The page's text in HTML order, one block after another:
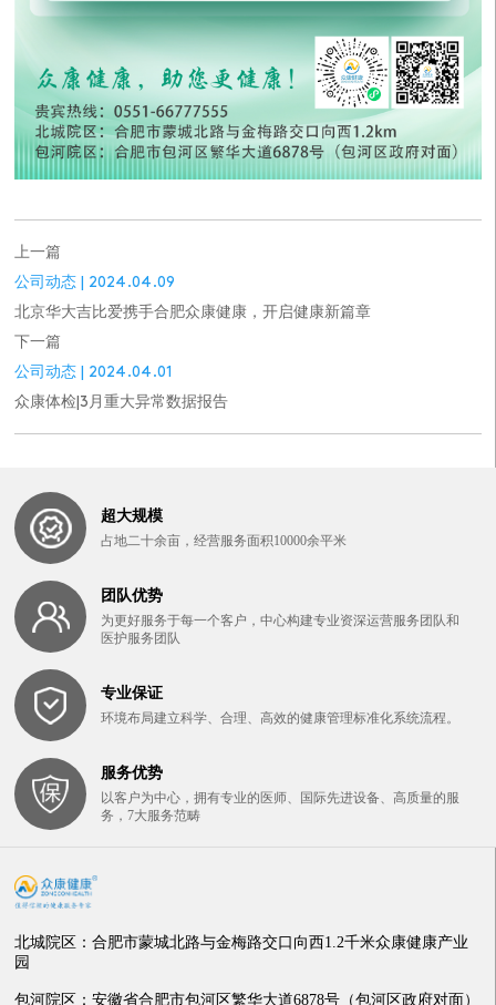
上一篇
公司动态 | 2024.04.09
北京华大吉比爱携手合肥众康健康，开启健康新篇章
下一篇
公司动态 | 2024.04.01
众康体检|3月重大异常数据报告
超大规模
占地二十余亩，经营服务面积10000余平米
团队优势
为更好服务于每一个客户，中心构建专业资深运营服务团队和
医护服务团队
专业保证
环境布局建立科学、合理、高效的健康管理标准化系统流程。
服务优势
以客户为中心，拥有专业的医师、国际先进设备、高质量的服
务，7大服务范畴
北城院区：合肥市蒙城北路与金梅路交口向西1.2千米众康健康产业
园
包河院区：安徽省合肥市包河区繁华大道6878号（包河区政府对面）